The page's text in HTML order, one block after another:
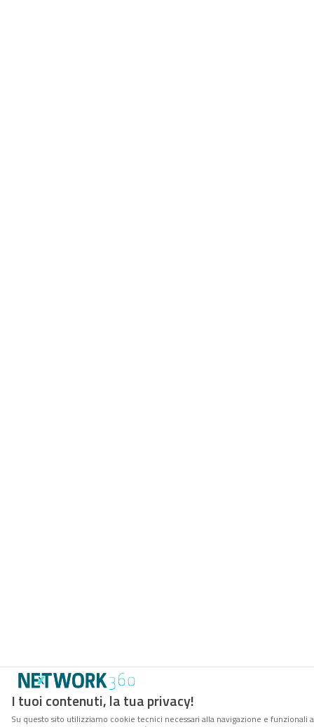
I tuoi contenuti, la tua privacy!
Su questo sito utilizziamo cookie tecnici necessari alla navigazione e